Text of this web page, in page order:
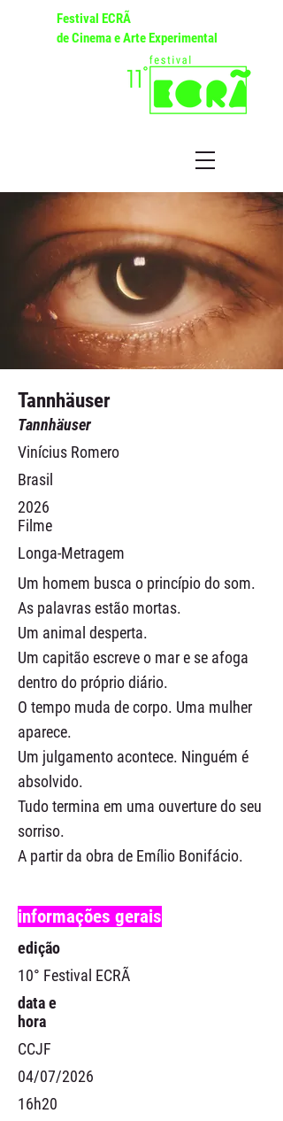
Festival ECRÃ
de Cinema e Arte Experimental
Tannhäuser
Tannhäuser
Vinícius Romero
Brasil
2026
Filme
Longa-Metragem
Um homem busca o princípio do som.
As palavras estão mortas.
Um animal desperta.
Um capitão escreve o mar e se afoga
dentro do próprio diário.
O tempo muda de corpo. Uma mulher
aparece.
Um julgamento acontece. Ninguém é
absolvido.
Tudo termina em uma ouverture do seu
sorriso.
A partir da obra de Emílio Bonifácio.
informações gerais
edição
10° Festival ECRÃ
data e
hora
CCJF
04/07/2026
16h20